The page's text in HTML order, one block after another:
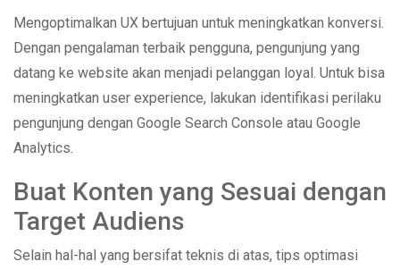
Mengoptimalkan UX bertujuan untuk meningkatkan konversi.
Dengan pengalaman terbaik pengguna, pengunjung yang
datang ke website akan menjadi pelanggan loyal. Untuk bisa
meningkatkan user experience, lakukan identifikasi perilaku
pengunjung dengan Google Search Console atau Google
Analytics.
Buat Konten yang Sesuai dengan
Target Audiens
Selain hal-hal yang bersifat teknis di atas, tips optimasi